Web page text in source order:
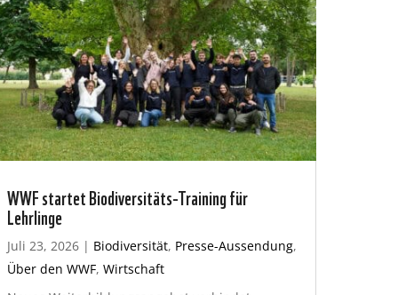
WWF startet Biodiversitäts-Training für
Lehrlinge
Juli 23, 2026| Biodiversität, Presse-Aussendung,
Über den WWF, Wirtschaft